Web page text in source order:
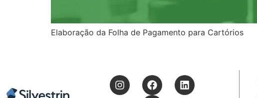
Elaboração da Folha de Pagamento para Cartórios